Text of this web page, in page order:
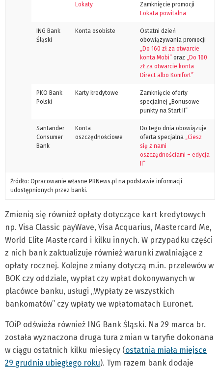
Lokaty
Zamknięcie promocji
Lokata powitalna
ING Bank
Śląski
Konta osobiste
Ostatni dzień
obowiązywania promocji
„Do 160 zł za otwarcie
konta Mobi” oraz
„Do 160
zł za otwarcie konta
Direct albo Komfort”
PKO Bank
Polski
Karty kredytowe
Zamknięcie oferty
specjalnej „Bonusowe
punkty na Start II”
Santander
Consumer
Bank
Konta
oszczędnościowe
Do tego dnia obowiązuje
oferta specjalna
„Ciesz
się z nami
oszczędnościami – edycja
II”
Źródło: Opracowanie własne PRNews.pl na podstawie informacji
udostępnionych przez banki.
Zmienią się również opłaty dotyczące kart kredytowych
np. Visa Classic payWave, Visa Acquarius, Mastercard Me,
World Elite Mastercard i kilku innych. W przypadku części
z nich bank zaktualizuje również warunki zwalniające z
opłaty rocznej. Kolejne zmiany dotyczą m.in. przelewów w
BOK czy oddziale, wypłat czy wpłat dokonywanych w
placówce banku, usługi „Wypłaty ze wszystkich
bankomatów” czy wpłaty we wpłatomatach Euronet.
TOiP odświeża również ING Bank Śląski. Na 29 marca br.
została wyznaczona druga tura zmian w taryfie dokonana
w ciągu ostatnich kilku miesięcy (ostatnia miała miejsce
29 grudnia ubiegłego roku). Tym razem bank dodaje